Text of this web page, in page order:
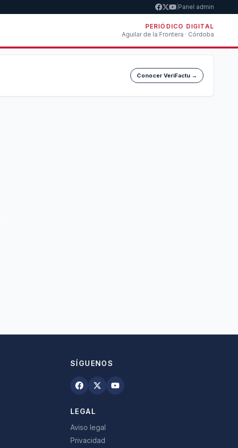
Panel admin
PERIÓDICO DIGITAL
Aguilar de la Frontera · Córdoba
Conocer VeriFactu →
SÍGUENOS
LEGAL
Aviso legal
Privacidad